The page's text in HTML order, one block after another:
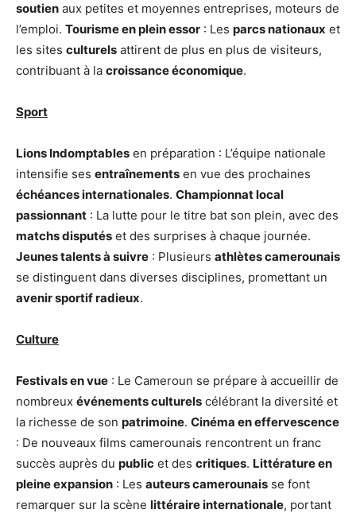
soutien aux petites et moyennes entreprises, moteurs de
l’emploi. Tourisme en plein essor : Les parcs nationaux et
les sites culturels attirent de plus en plus de visiteurs,
contribuant à la croissance économique.
Sport
Lions Indomptables en préparation : L’équipe nationale
intensifie ses entraînements en vue des prochaines
échéances internationales. Championnat local
passionnant : La lutte pour le titre bat son plein, avec des
matchs disputés et des surprises à chaque journée.
Jeunes talents à suivre : Plusieurs athlètes camerounais
se distinguent dans diverses disciplines, promettant un
avenir sportif radieux.
Culture
Festivals en vue : Le Cameroun se prépare à accueillir de
nombreux événements culturels célébrant la diversité et
la richesse de son patrimoine. Cinéma en effervescence
: De nouveaux films camerounais rencontrent un franc
succès auprès du public et des critiques. Littérature en
pleine expansion : Les auteurs camerounais se font
remarquer sur la scène littéraire internationale, portant